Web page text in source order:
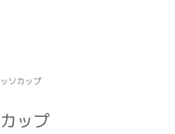
ソカップ
ップ